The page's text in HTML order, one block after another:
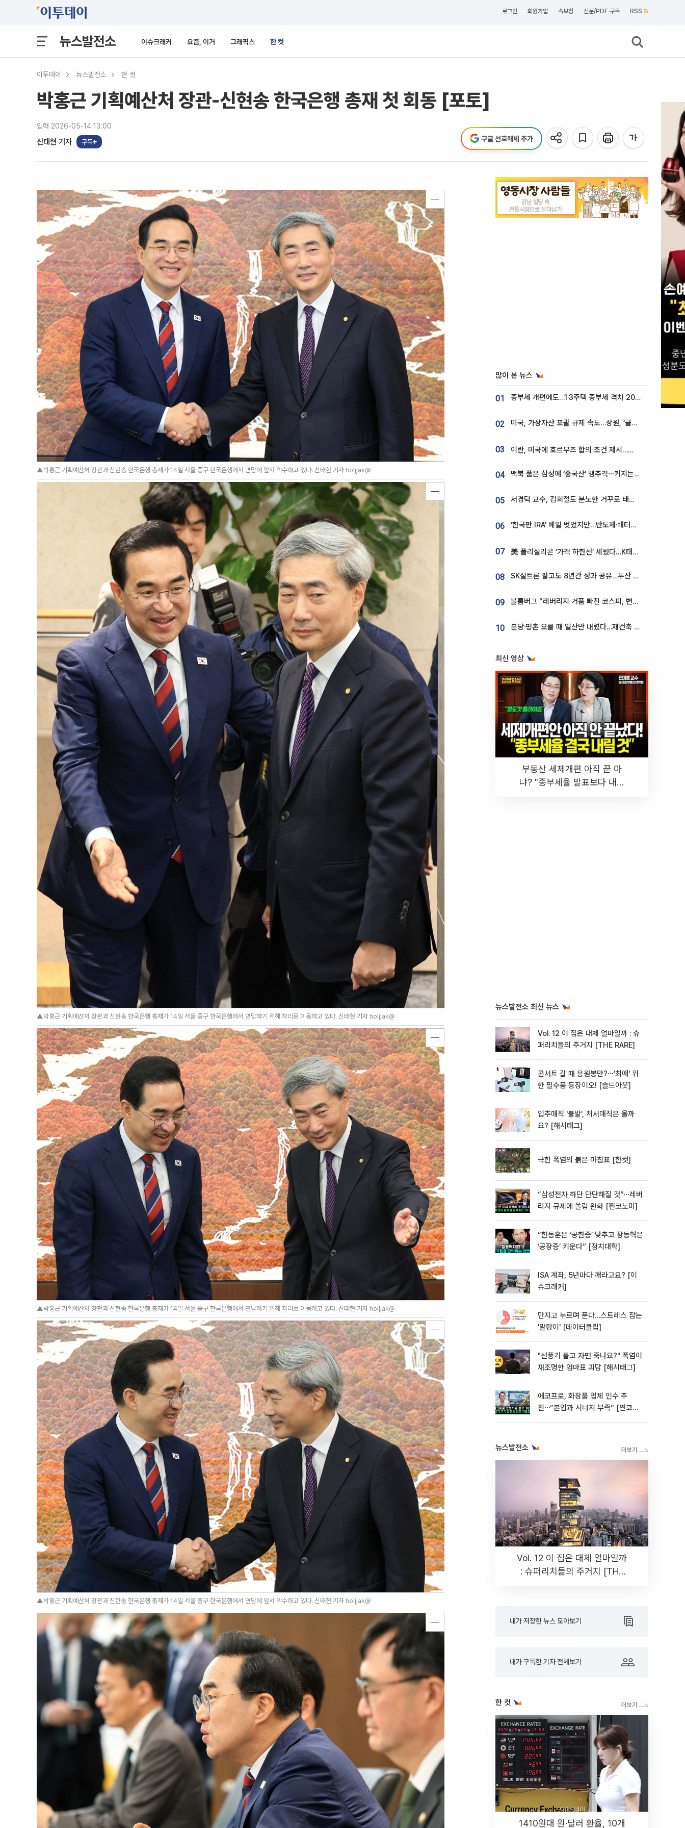
로그인 회원가입 속보창 신문/PDF 구독 RSS
뉴스발전소 이슈크래커 요즘, 이거 그래픽스 한 컷
이투데이 뉴스발전소 한 컷
박홍근 기획예산처 장관-신현송 한국은행 총재 첫 회동 [포토]
입력 2026-05-14 13:00
신태현 기자 구독 구글 선호매체 추가
▲박홍근 기획예산처 장관과 신현송 한국은행 총재가 14일 서울 중구 한국은행에서 면담에 앞서 악수하고 있다. 신태현 기자 holjjak@
▲박홍근 기획예산처 장관과 신현송 한국은행 총재가 14일 서울 중구 한국은행에서 면담하기 위해 자리로 이동하고 있다. 신태현 기자 holjjak@
▲박홍근 기획예산처 장관과 신현송 한국은행 총재가 14일 서울 중구 한국은행에서 면담하기 위해 자리로 이동하고 있다. 신태현 기자 holjjak@
▲박홍근 기획예산처 장관과 신현송 한국은행 총재가 14일 서울 중구 한국은행에서 면담에 앞서 악수하고 있다. 신태현 기자 holjjak@
많이 본 뉴스
01 종부세 개편에도…1·3주택 종부세 격차 2028년부터 확대
02 미국, 가상자산 포괄 규제 속도…상원, ‘클래리티법’ 9월 절차투표 추진
03 이란, 미국에 호르무즈 합의 조건 제시…美 “경기 아직 안 끝나” [종합]
04 맥북 품은 삼성에 ‘중국산’ 맹추격⋯커지는 노트북 OLED 시장
05 서경덕 교수, 김희철도 분노한 거꾸로 태극기⋯"엉터리는 아냐, 아쉬울 뿐"
06 ‘한국판 IRA’ 베일 벗었지만…반도체·배터리 업계 “시행령이 관건”
07 美 폴리실리콘 ‘가격 하한선’ 세웠다…K태양광 수혜 기대
08 SK실트론 팔고도 8년간 성과 공유…두산 인수대금 2.3조가 끝 아냐
09 블룸버그 “레버리지 거품 빠진 코스피, 변동성 최악 국면 지났을 가능성”
10 분당·평촌 오를 때 일산만 내렸다…재건축 기대감도 ‘무색’
최신 영상
부동산 세제개편 아직 끝 아
냐? "종부세율 발표보다 내릴
뉴스발전소 최신 뉴스
Vol. 12 이 집은 대체 얼마일까 : 슈
퍼리치들의 주거지 [THE RARE]
콘서트 갈 때 응원봉만?⋯'최애' 위
한 필수품 등장이오! [솔드아웃]
입추매직 '불발', 처서매직은 올까
요? [해시태그]
극한 폭염의 붉은 마침표 [한컷]
“삼성전자 하단 단단해질 것”⋯레버
리지 규제에 쏠림 완화 [찐코노미]
“한동훈은 ‘공한증’ 낮추고 장동혁은
‘공장증’ 키운다” [정치대학]
ISA 계좌, 5년마다 깨라고요? [이
슈크래커]
만지고 누르며 푼다…스트레스 잡는
'말랑이' [데이터클립]
"선풍기 틀고 자면 죽나요?" 폭염이
재조명한 엄마표 괴담 [해시태그]
에코프로, 화장품 업체 인수 추
진⋯“본업과 시너지 부족” [찐코노
뉴스발전소
Vol. 12 이 집은 대체 얼마일까
: 슈퍼리치들의 주거지 [THE
내가 저장한 뉴스 모아보기
내가 구독한 기자 전체보기
한 컷
1410원대 원·달러 환율, 10개